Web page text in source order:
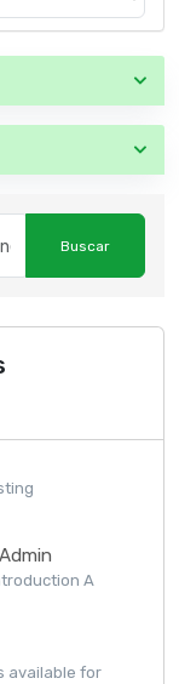
A
available for